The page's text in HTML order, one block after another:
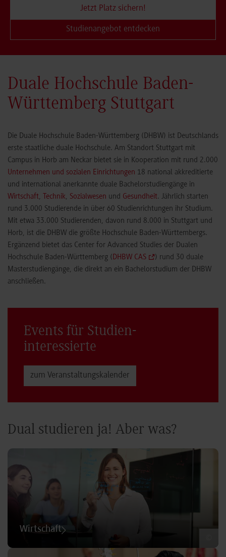
Jetzt Platz sichern!
Studienangebot entdecken
Duale Hochschule Baden-
Württemberg Stuttgart
Die Duale Hochschule Baden-Württemberg (DHBW) ist Deutschlands
erste staatliche duale Hochschule. Am Standort Stuttgart mit
Campus in Horb am Neckar bietet sie in Kooperation mit rund 2.000
Unternehmen und sozialen Einrichtungen 18 national akkreditierte
und international anerkannte duale Bachelorstudiengänge in
Wirtschaft, Technik, Sozialwesen und Gesundheit. Jährlich starten
rund 3.000 Studierende in über 60 Studienrichtungen ihr Studium.
Mit etwa 33.000 Studierenden, davon rund 8.000 in Stuttgart und
Horb, ist die DHBW die größte Hochschule Baden-Württembergs.
Ergänzend bietet das Center for Advanced Studies der Dualen
Hochschule Baden-Württemberg (DHBW CAS
) rund 30 duale
Masterstudiengänge, die direkt an ein Bachelorstudium der DHBW
anschließen.
Events für Studien­
interessierte
zum Veranstaltungs­kalender
Dual studieren ja! Aber was?
Wirtschaft